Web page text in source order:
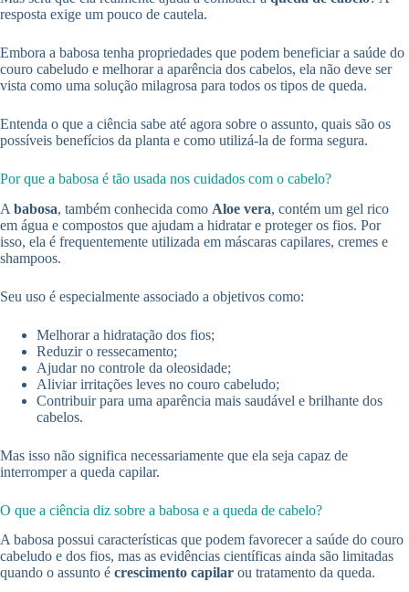
resposta exige um pouco de cautela.
Embora a babosa tenha propriedades que podem beneficiar a saúde do
couro cabeludo e melhorar a aparência dos cabelos, ela não deve ser
vista como uma solução milagrosa para todos os tipos de queda.
Entenda o que a ciência sabe até agora sobre o assunto, quais são os
possíveis benefícios da planta e como utilizá-la de forma segura.
Por que a babosa é tão usada nos cuidados com o cabelo?
A babosa, também conhecida como Aloe vera, contém um gel rico
em água e compostos que ajudam a hidratar e proteger os fios. Por
isso, ela é frequentemente utilizada em máscaras capilares, cremes e
shampoos.
Seu uso é especialmente associado a objetivos como:
Melhorar a hidratação dos fios;
Reduzir o ressecamento;
Ajudar no controle da oleosidade;
Aliviar irritações leves no couro cabeludo;
Contribuir para uma aparência mais saudável e brilhante dos
cabelos.
Mas isso não significa necessariamente que ela seja capaz de
interromper a queda capilar.
O que a ciência diz sobre a babosa e a queda de cabelo?
A babosa possui características que podem favorecer a saúde do couro
cabeludo e dos fios, mas as evidências científicas ainda são limitadas
quando o assunto é crescimento capilar ou tratamento da queda.